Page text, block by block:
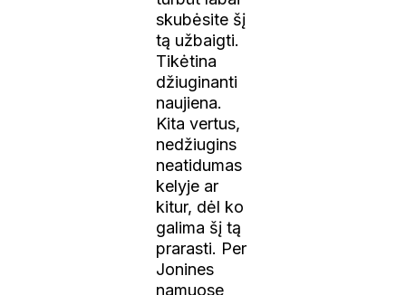
skubėsite šį
tą užbaigti.
Tikėtina
džiuginanti
naujiena.
Kita vertus,
nedžiugins
neatidumas
kelyje ar
kitur, dėl ko
galima šį tą
prarasti. Per
Jonines
namuose